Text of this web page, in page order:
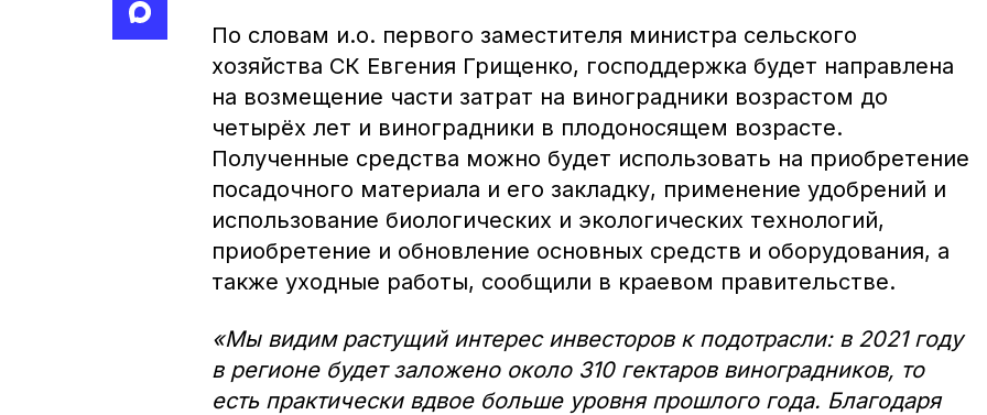
По словам и.о. первого заместителя министра сельского
хозяйства СК Евгения Грищенко, господдержка будет направлена
на возмещение части затрат на виноградники возрастом до
четырёх лет и виноградники в плодоносящем возрасте.
Полученные средства можно будет использовать на приобретение
посадочного материала и его закладку, применение удобрений и
использование биологических и экологических технологий,
приобретение и обновление основных средств и оборудования, а
также уходные работы, сообщили в краевом правительстве.
«Мы видим растущий интерес инвесторов к подотрасли: в 2021 году
в регионе будет заложено около 310 гектаров виноградников, то
есть практически вдвое больше уровня прошлого года. Благодаря